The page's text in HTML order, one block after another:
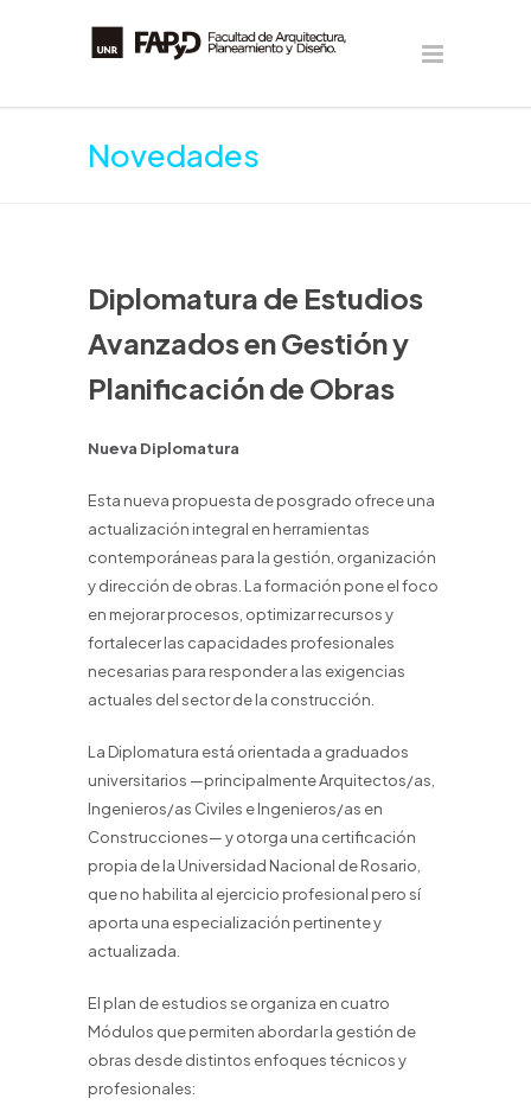
Novedades
Diplomatura de Estudios
Avanzados en Gestión y
Planificación de Obras
Nueva Diplomatura
Esta nueva propuesta de posgrado ofrece una
actualización integral en herramientas
contemporáneas para la gestión, organización
y dirección de obras. La formación pone el foco
en mejorar procesos, optimizar recursos y
fortalecer las capacidades profesionales
necesarias para responder a las exigencias
actuales del sector de la construcción.
La Diplomatura está orientada a graduados
universitarios —principalmente Arquitectos/as,
Ingenieros/as Civiles e Ingenieros/as en
Construcciones— y otorga una certificación
propia de la Universidad Nacional de Rosario,
que no habilita al ejercicio profesional pero sí
aporta una especialización pertinente y
actualizada.
El plan de estudios se organiza en cuatro
Módulos que permiten abordar la gestión de
obras desde distintos enfoques técnicos y
profesionales: